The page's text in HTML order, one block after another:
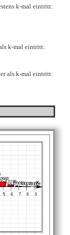
k-mal eintritt:
k-mal eintritt:
als k-mal eintritt: